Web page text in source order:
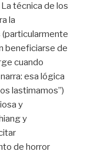
técnica de los
la
(particularmente
beneficiarse de
cuando
esa lógica
lastimamos”)
y
y
de horror